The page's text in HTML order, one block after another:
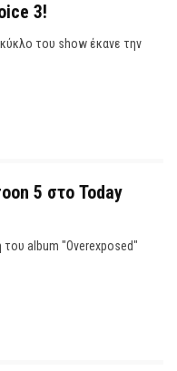
3!
κύκλο του show έκανε την
5 στο Today
album "Overexposed"